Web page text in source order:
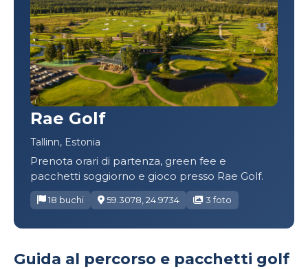
Rae Golf
Tallinn, Estonia
Prenota orari di partenza, green fee e
pacchetti soggiorno e gioco presso Rae Golf.
18 buchi 59.3078, 24.9734 3 foto
Guida al percorso e pacchetti golf